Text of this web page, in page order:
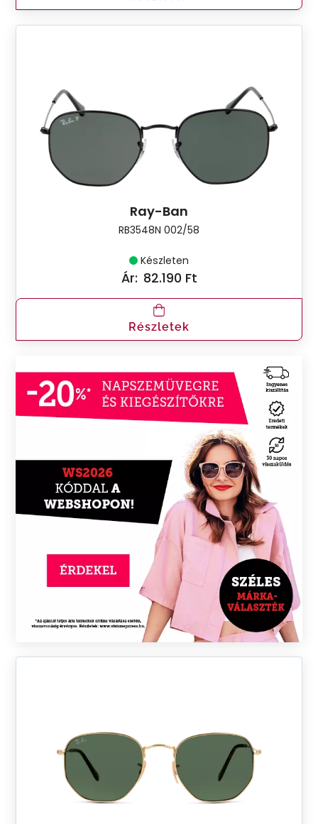
Ray-Ban
RB3548N 002/58
Készleten
Ár: 82.190 Ft
Részletek